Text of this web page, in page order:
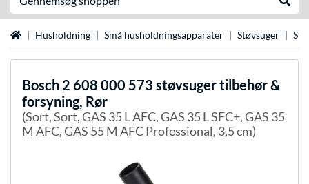
StartsideHusholdning Små husholdningsapparater Støvsuger
Bosch 2 608 000 573 støvsuger tilbehør &
forsyning, Rør
(Sort, Sort, GAS 35 L AFC, GAS 35 L SFC+, GAS 35
M AFC, GAS 55 M AFC Professional, 3,5 cm)